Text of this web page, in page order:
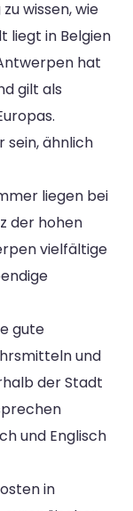
wissen, wie
liegt in Belgien
hat
gilt als
sein, ähnlich
liegen bei
der hohen
vielfältige
gute
und
der Stadt
und Englisch
in